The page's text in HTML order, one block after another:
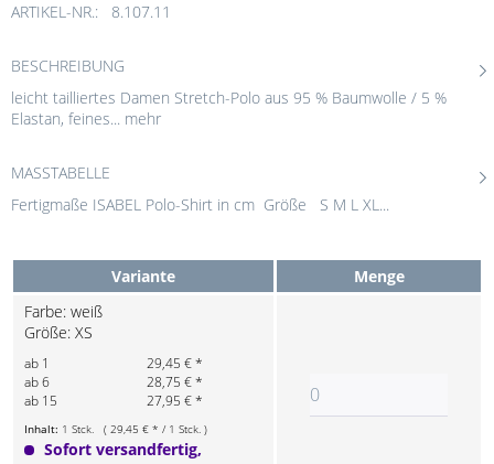
ARTIKEL-NR.: 8.107.11
BESCHREIBUNG
leicht tailliertes Damen Stretch-Polo aus 95 % Baumwolle / 5 %
Elastan, feines... mehr
MASSTABELLE
Fertigmaße ISABEL Polo-Shirt in cm Größe S M L XL...
Variante
Menge
Farbe: weiß
Größe: XS
ab 1
29,45 € *
ab 6
28,75 € *
ab 15
27,95 € *
Inhalt: 1 Stck. ( 29,45 € * / 1 Stck. )
Sofort versandfertig,